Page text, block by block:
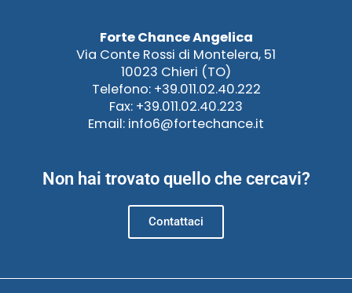
Forte Chance Angelica
Via Conte Rossi di Montelera, 51
10023 Chieri (TO)
Telefono: +39.011.02.40.222
Fax: +39.011.02.40.223
Email: info6@fortechance.it
Non hai trovato quello che cercavi?
Contattaci